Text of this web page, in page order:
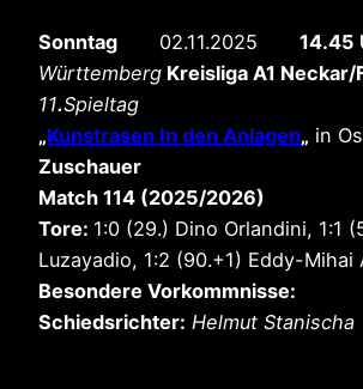
Sonntag 02.11.2025 14.45
Württemberg Kreisliga A1 Neckar/
11.Spieltag
„Kunstrasen In den Anlagen„ in
Zuschauer
Match 114 (2025/2026)
Tore: 1:0 (29.) Dino Orlandini, 1:1
Luzayadio, 1:2 (90.+1) Eddy-Mihai
Besondere Vorkommnisse:
Schiedsrichter: Helmut Stanischa